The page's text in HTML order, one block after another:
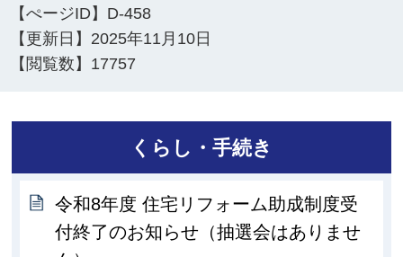
【ぺージID】 D-458
【更新日】 2025年11月10日
【閲覧数】 17757
くらし・手続き
令和8年度 住宅リフォーム助成制度受
付終了のお知らせ（抽選会はありませ